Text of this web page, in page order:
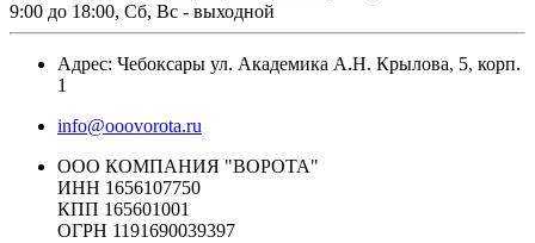
9:00 до 18:00, Сб, Вс - выходной
Адрес: Чебоксары ул. Академика А.Н. Крылова, 5, корп.
1
info@ooovorota.ru
ООО КОМПАНИЯ "ВОРОТА"
ИНН 1656107750
КПП 165601001
ОГРН 1191690039397